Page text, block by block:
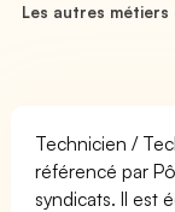
Les autres métiers
Technicien /
référencé par
syndicats. Il est